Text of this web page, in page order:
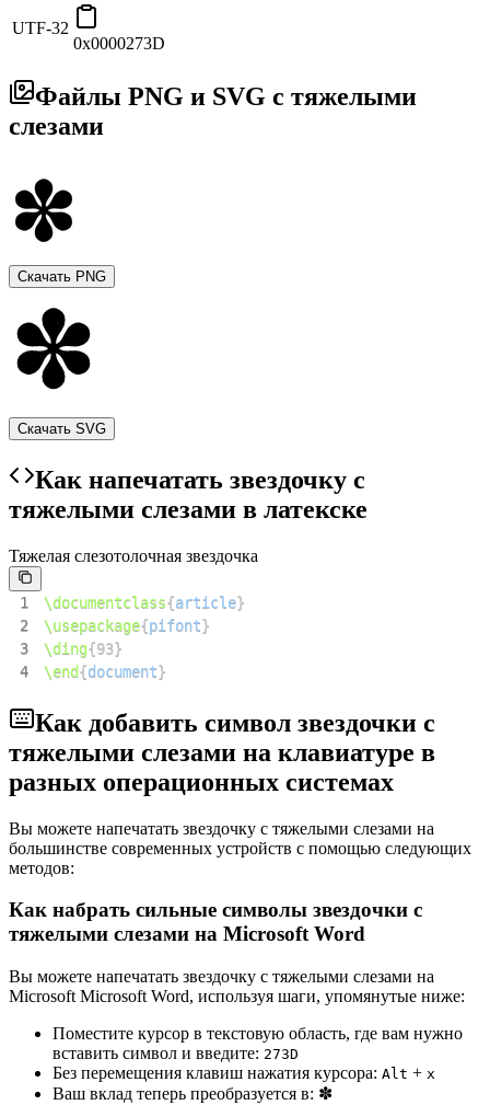
UTF-32
0x0000273D
Файлы PNG и SVG с тяжелыми
слезами
Скачать PNG
Скачать SVG
Как напечатать звездочку с
тяжелыми слезами в латекске
Тяжелая слезотолочная звездочка
1 \documentclass{article}
2
\usepackage{pifont}
3
\ding{93}
4
\end{document}
Как добавить символ звездочки с
тяжелыми слезами на клавиатуре в
разных операционных системах
Вы можете напечатать звездочку с тяжелыми слезами на
большинстве современных устройств с помощью следующих
методов:
Как набрать сильные символы звездочки с
тяжелыми слезами на Microsoft Word
Вы можете напечатать звездочку с тяжелыми слезами на
Microsoft Microsoft Word, используя шаги, упомянутые ниже:
Поместите курсор в текстовую область, где вам нужно
вставить символ и введите: 273D
Без перемещения клавиш нажатия курсора: Alt + x
Ваш вклад теперь преобразуется в: ✽